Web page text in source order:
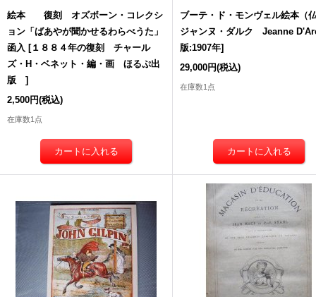
絵本 復刻 オズボーン・コレクシ
ョン「ばあやが聞かせるわらべうた」
函入 [１８８４年の復刻 チャール
ズ・H・ベネット・編・画 ほるぷ出
版 ]
2,500円(税込)
在庫数1点
ブーテ・ド・モンヴェル絵本（
ジャンヌ・ダルク Jeanne
版:1907年]
29,000円(税込)
在庫数1点